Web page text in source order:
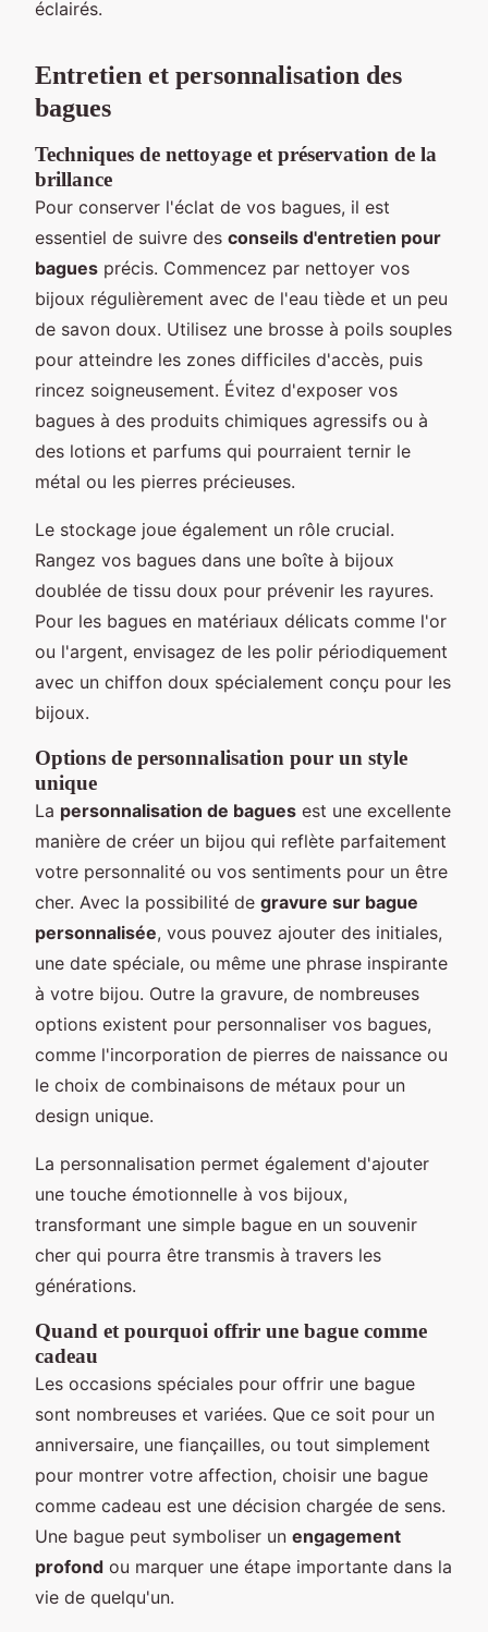
éclairés.
Entretien et personnalisation des
bagues
Techniques de nettoyage et préservation de la
brillance
Pour conserver l'éclat de vos bagues, il est
essentiel de suivre des conseils d'entretien pour
bagues précis. Commencez par nettoyer vos
bijoux régulièrement avec de l'eau tiède et un peu
de savon doux. Utilisez une brosse à poils souples
pour atteindre les zones difficiles d'accès, puis
rincez soigneusement. Évitez d'exposer vos
bagues à des produits chimiques agressifs ou à
des lotions et parfums qui pourraient ternir le
métal ou les pierres précieuses.
Le stockage joue également un rôle crucial.
Rangez vos bagues dans une boîte à bijoux
doublée de tissu doux pour prévenir les rayures.
Pour les bagues en matériaux délicats comme l'or
ou l'argent, envisagez de les polir périodiquement
avec un chiffon doux spécialement conçu pour les
bijoux.
Options de personnalisation pour un style
unique
La personnalisation de bagues est une excellente
manière de créer un bijou qui reflète parfaitement
votre personnalité ou vos sentiments pour un être
cher. Avec la possibilité de gravure sur bague
personnalisée, vous pouvez ajouter des initiales,
une date spéciale, ou même une phrase inspirante
à votre bijou. Outre la gravure, de nombreuses
options existent pour personnaliser vos bagues,
comme l'incorporation de pierres de naissance ou
le choix de combinaisons de métaux pour un
design unique.
La personnalisation permet également d'ajouter
une touche émotionnelle à vos bijoux,
transformant une simple bague en un souvenir
cher qui pourra être transmis à travers les
générations.
Quand et pourquoi offrir une bague comme
cadeau
Les occasions spéciales pour offrir une bague
sont nombreuses et variées. Que ce soit pour un
anniversaire, une fiançailles, ou tout simplement
pour montrer votre affection, choisir une bague
comme cadeau est une décision chargée de sens.
Une bague peut symboliser un engagement
profond ou marquer une étape importante dans la
vie de quelqu'un.